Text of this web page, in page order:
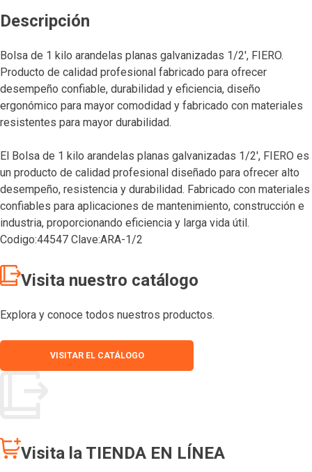
Descripción
Bolsa de 1 kilo arandelas planas galvanizadas 1/2′, FIERO.
Producto de calidad profesional fabricado para ofrecer
desempeño confiable, durabilidad y eficiencia, diseño
ergonómico para mayor comodidad y fabricado con materiales
resistentes para mayor durabilidad.
El Bolsa de 1 kilo arandelas planas galvanizadas 1/2′, FIERO es
un producto de calidad profesional diseñado para ofrecer alto
desempeño, resistencia y durabilidad. Fabricado con materiales
confiables para aplicaciones de mantenimiento, construcción e
industria, proporcionando eficiencia y larga vida útil.
Codigo:44547 Clave:ARA-1/2
Visita nuestro catálogo
Explora y conoce todos nuestros productos.
VISITAR EL CATÁLOGO
Visita la TIENDA EN LÍNEA